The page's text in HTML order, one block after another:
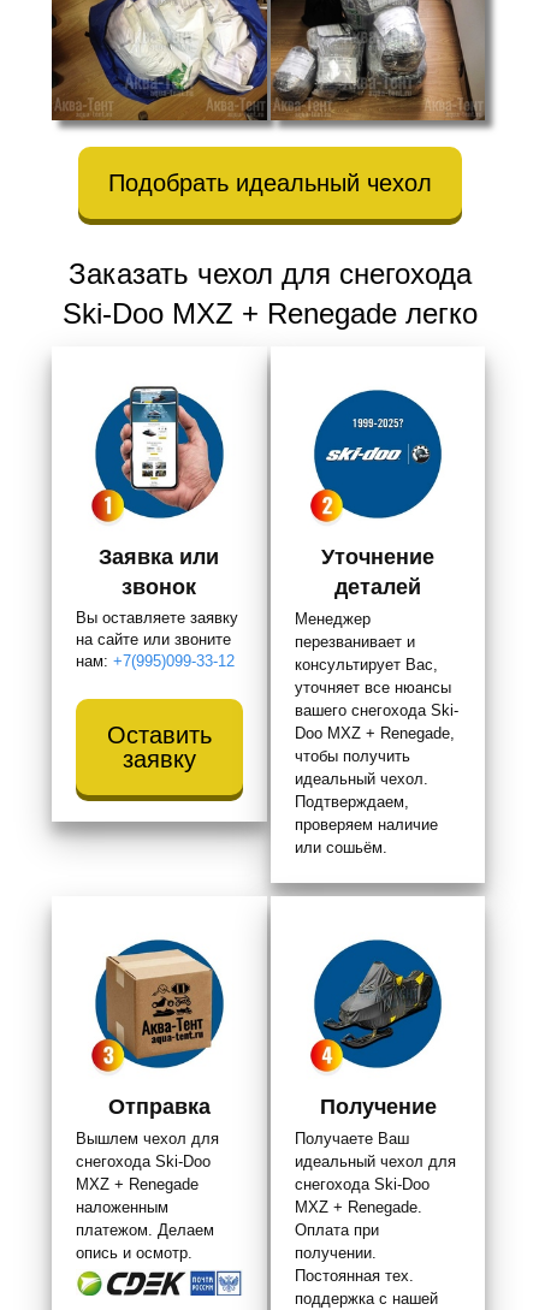
Подобрать идеальный чехол
Заказать чехол для снегохода
Ski-Doo MXZ + Renegade легко
Заявка или
звонок
Вы оставляете заявку
на сайте или звоните
нам:+7(995)099-33-12
Оставить
заявку
Уточнение
деталей
Менеджер
перезванивает и
консультирует Вас,
уточняет все нюансы
вашего снегохода Ski-
Doo MXZ + Renegade,
чтобы получить
идеальный чехол.
Подтверждаем,
проверяем наличие
или сошьём.
Отправка
Вышлем чехол для
снегохода Ski-Doo
MXZ + Renegade
наложенным
платежом. Делаем
опись и осмотр.
Получение
Получаете Ваш
идеальный чехол для
снегохода Ski-Doo
MXZ + Renegade.
Оплата при
получении.
Постоянная тех.
поддержка с нашей